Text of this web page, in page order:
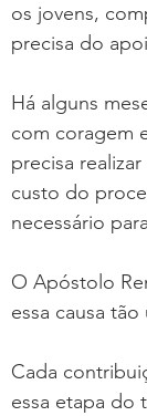
os jovens,
precisa do
Há alguns
com coragem
precisa
custo do
necessário
O Apóstolo
essa causa
Cada
essa etapa do